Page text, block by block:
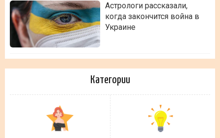
Астрологи рассказали,
когда закончится война в
Украине
Категории